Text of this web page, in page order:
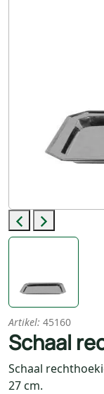
Previous
Next
Artikel: 45160
Schaal
Schaal
27 cm.